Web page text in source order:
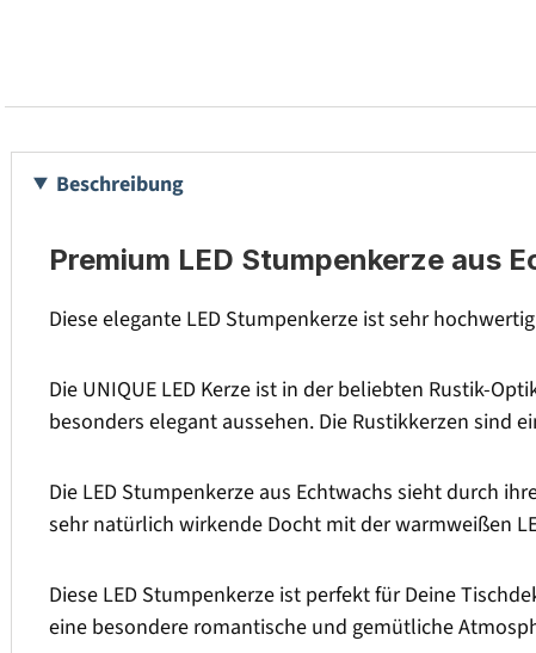
Beschreibung
Premium LED Stumpenkerze aus
Diese elegante LED Stumpenkerze ist sehr
Die UNIQUE LED Kerze ist in der beliebten Rustik-
besonders elegant aussehen. Die Rustikkerzen sind
Die LED Stumpenkerze aus Echtwachs sieht durch
sehr natürlich wirkende Docht mit der warmweißen
Diese LED Stumpenkerze ist perfekt für Deine
eine besondere romantische und gemütliche